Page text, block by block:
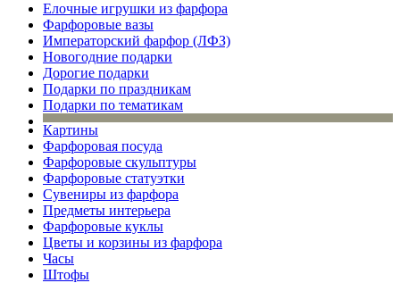
Елочные игрушки из фарфора
Фарфоровые вазы
Императорский фарфор (ЛФЗ)
Новогодние подарки
Дорогие подарки
Подарки по праздникам
Подарки по тематикам
Картины
Фарфоровая посуда
Фарфоровые скульптуры
Фарфоровые статуэтки
Сувениры из фарфора
Предметы интерьера
Фарфоровые куклы
Цветы и корзины из фарфора
Часы
Штофы